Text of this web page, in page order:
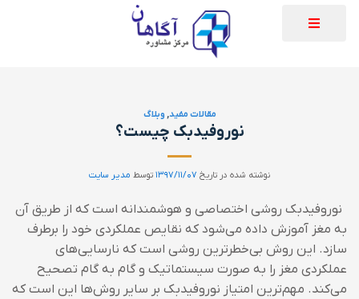
مقالات مفید, وبلاگ
نوروفیدبک چیست؟
نوشته شده در تاریخ ۱۳۹۷/۱۱/۰۷ توسط مدیر سایت
نوروفیدبک روشی اختصاصی و هوشمندانه است که از طریق آن
به مغز آموزش داده می‌شود که نقایص عملکردی خود را برطرف
سازد. این روش بی‌خطرترین روشی است که نارسایی‌های
عملکردی مغز را به صورت سیستماتیک و گام به گام تصحیح
می‌کند. مهم‌ترین امتیاز نوروفیدبک بر سایر روش‌ها این است که